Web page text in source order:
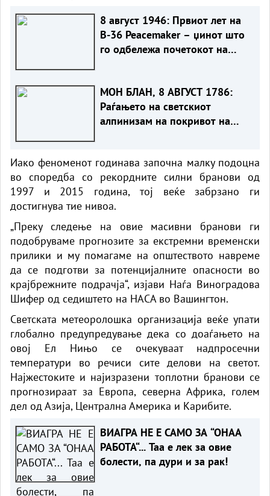
8 август 1946: Првиот лет на
B-36 Peacemaker – џинот што
го одбележа почетокот на
МОН БЛАН, 8 АВГУСТ 1786:
Раѓањето на светскиот
алпинизам на покривот на
Иако феноменот годинава започна малку подоцна
во споредба со рекордните силни бранови од
1997 и 2015 година, тој веќе забрзано ги
достигнува тие нивоа.
„Преку следење на овие масивни бранови ги
подобруваме прогнозите за екстремни временски
прилики и му помагаме на општеството навреме
да се подготви за потенцијалните опасности во
крајбрежните подрачја“, изјави Наѓа Виноградова
Шифер од седиштето на НАСА во Вашингтон.
Светската метеоролошка организација веќе упати
глобално предупредување дека со доаѓањето на
овој Ел Нињо се очекуваат надпросечни
температури во речиси сите делови на светот.
Најжестоките и најизразени топлотни бранови се
прогнозираат за Европа, северна Африка, голем
дел од Азија, Централна Америка и Карибите.
ВИАГРА НЕ Е САМО ЗА “ОНАА
РАБОТА“... Таа е лек за овие
болести, па дури и за рак!